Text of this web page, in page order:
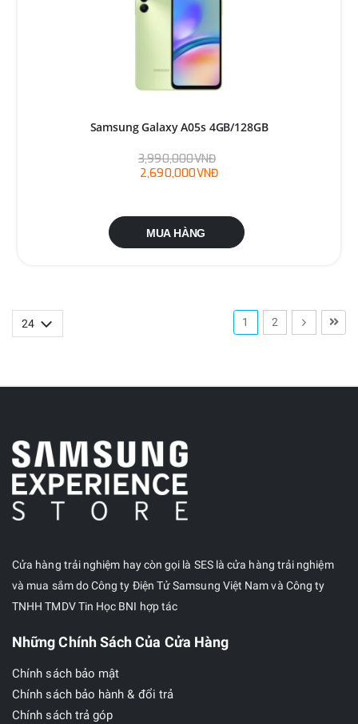
Samsung Galaxy A05s 4GB/128GB
3,990,000VNĐ
2,690,000VNĐ
MUA HÀNG
1 2
Cửa hàng trải nghiệm hay còn gọi là SES là cửa hàng trải nghiệm
và mua sắm do Công ty Điện Tử Samsung Việt Nam và Công ty
TNHH TMDV Tin Học BNI hợp tác
Những Chính Sách Của Cửa Hàng
Chính sách bảo mật
Chính sách bảo hành & đổi trả
Chính sách trả góp